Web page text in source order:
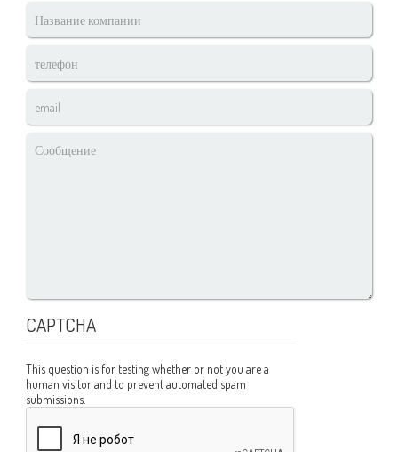
компании
CAPTCHA
This question is for testing whether or not you are a
human visitor and to prevent automated spam
submissions.